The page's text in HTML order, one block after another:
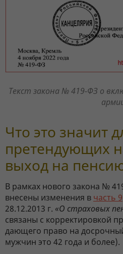
Текст закона № 419-ФЗ о
Что это значит
претендующих
выход на
В рамках нового закона №
внесены изменения в часть 9
28.12.2013 г. «О страховых
связаны с корректировкой
дающего право на
мужчин это 42 года и более).